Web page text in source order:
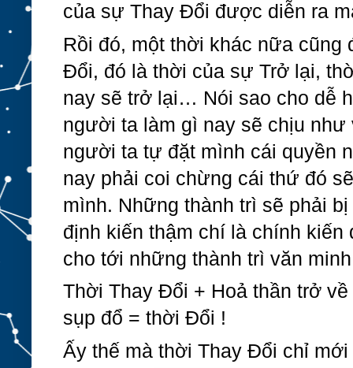
của sự Thay Đổi được diễn ra
Rồi đó, một thời khác nữa cũng
Đổi, đó là thời của sự Trở lại,
nay sẽ trở lại… Nói sao cho dễ
người ta làm gì nay sẽ chịu
người ta tự đặt mình cái quyền
nay phải coi chừng cái thứ đó
mình. Những thành trì sẽ phải
định kiến thậm chí là chính kiến
cho tới những thành trì văn
Thời Thay Đổi + Hoả thần trở
sụp đổ = thời Đổi !
Ấy thế mà thời Thay Đổi chỉ